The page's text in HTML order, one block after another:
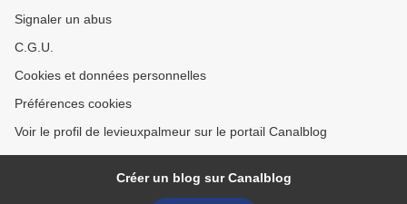
Signaler un abus
C.G.U.
Cookies et données personnelles
Préférences cookies
Voir le profil de levieuxpalmeur sur le portail Canalblog
Créer un blog sur Canalblog